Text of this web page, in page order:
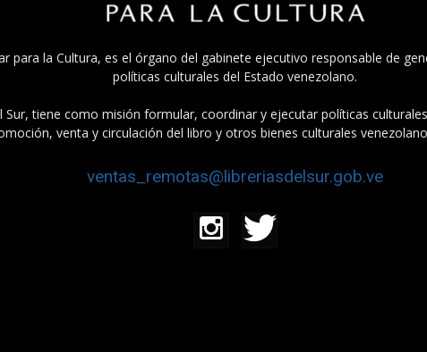
para la Cultura, es el órgano del gabinete ejecutivo responsable de
políticas culturales del Estado venezolano.
Sur, tiene como misión formular, coordinar y ejecutar políticas
venta y circulación del libro y otros bienes culturales
ventas_remotas@libreriasdelsur.gob.ve